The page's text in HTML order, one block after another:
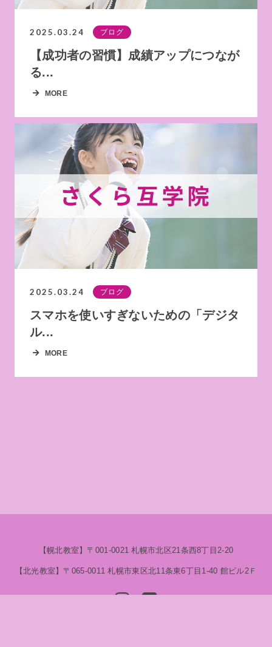
2025.03.24 ブログ
【成功者の習慣】成績アップにつなが
る...
MORE
2025.03.24 ブログ
スマホを使いすぎないための「デジタ
ル...
MORE
【幌北教室】​〒001-0021 札幌市北区21条西8丁目2-20
【北光教室】〒065-0011 札幌市東区北11条東6丁目1-40 ​館ビル2Ｆ